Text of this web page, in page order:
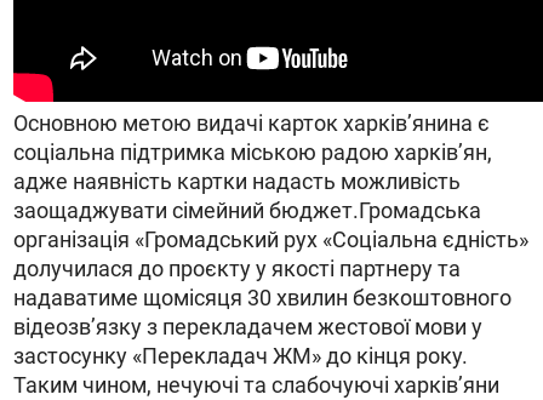
Основною метою видачі карток харків’янина є
соціальна підтримка міською радою харків’ян,
адже наявність картки надасть можливість
заощаджувати сімейний бюджет.Громадська
організація «Громадський рух «Соціальна єдність»
долучилася до проєкту у якості партнеру та
надаватиме щомісяця 30 хвилин безкоштовного
відеозв’язку з перекладачем жестової мови у
застосунку «Перекладач ЖМ» до кінця року.
Таким чином, нечуючі та слабочуючі харків’яни